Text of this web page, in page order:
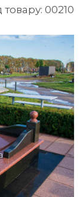
товару: 00210